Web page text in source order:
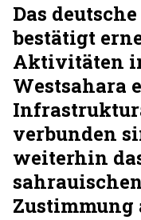
Das
bestätigt
Aktivitäten
Westsahara
verbunden
weiterhin
Zustimmung